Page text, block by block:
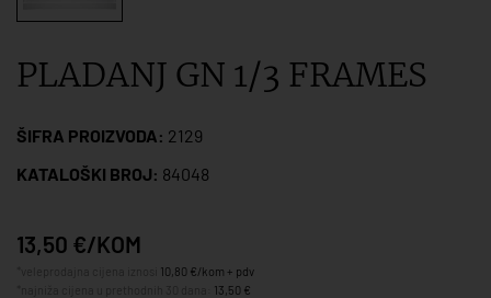
PLADANJ GN 1/3 FRAMES
ŠIFRA PROIZVODA: 2129
KATALOŠKI BROJ: 84048
13,50 €/KOM
10,80 €/kom + pdv
13,50 €